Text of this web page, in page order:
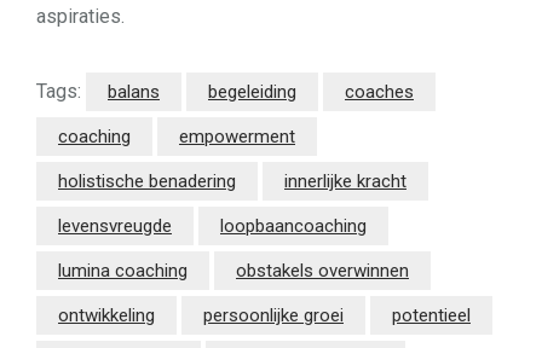
aspiraties.
Tags: balans begeleiding coaches
coaching empowerment
holistische benadering innerlijke kracht
levensvreugde loopbaancoaching
lumina coaching obstakels overwinnen
ontwikkeling persoonlijke groei potentieel